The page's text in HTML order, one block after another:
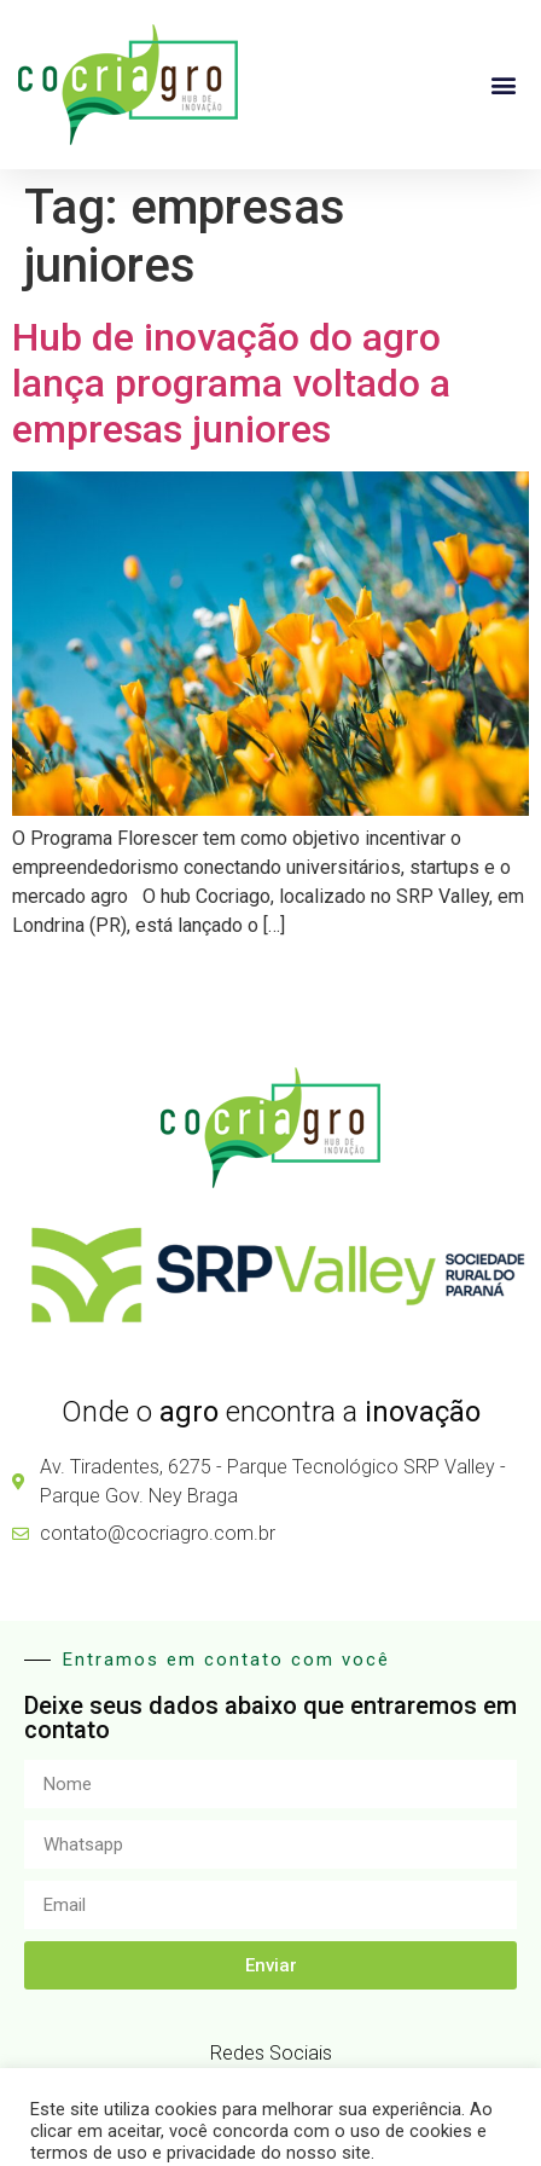
Tag: empresas
juniores
Hub de inovação do agro
lança programa voltado a
empresas juniores
O Programa Florescer tem como objetivo incentivar o
empreendedorismo conectando universitários, startups e o
mercado agro O hub Cocriago, localizado no SRP Valley, em
Londrina (PR), está lançado o […]
Onde o agroencontra a inovação
Av. Tiradentes, 6275 - Parque Tecnológico SRP Valley -
Parque Gov. Ney Braga
contato@cocriagro.com.br
Entramos em contato com você
Deixe seus dados abaixo que entraremos em
contato
Enviar
Redes Sociais
Este site utiliza cookies para melhorar sua experiência. Ao
clicar em aceitar, você concorda com o uso de cookies e
termos de uso e privacidade do nosso site.